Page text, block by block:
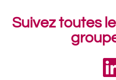
Suivez toutes